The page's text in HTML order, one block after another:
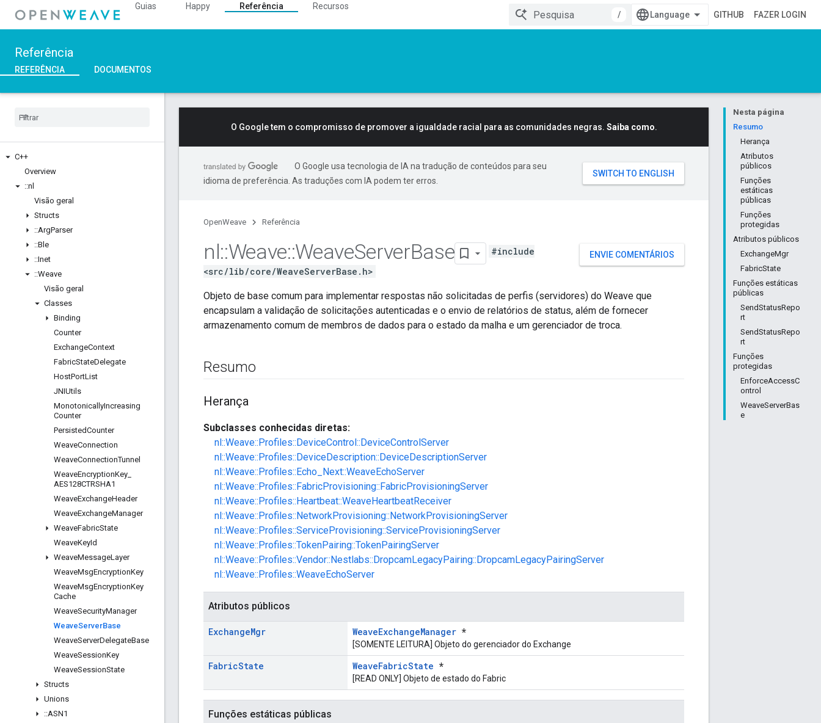
Guias Happy Referência
Recursos
/
GITHUB FAZER LOGIN
Referência
REFERÊNCIA DOCUMENTOS
C++
Overview
::nl
Visão geral
Structs
::ArgParser
::Ble
::Inet
::Weave
Visão geral
Classes
Binding
Counter
ExchangeContext
FabricStateDelegate
HostPortList
JNIUtils
MonotonicallyIncreasing
Counter
PersistedCounter
WeaveConnection
WeaveConnectionTunnel
WeaveEncryptionKey
AES128CTRSHA1
WeaveExchangeHeader
WeaveExchangeManager
WeaveFabricState
WeaveKeyId
WeaveMessageLayer
WeaveMsgEncryptionKey
WeaveMsgEncryptionKey
Cache
WeaveSecurityManager
WeaveServerBase
WeaveServerDelegateBase
WeaveSessionKey
WeaveSessionState
Structs
Unions
::ASN1
Nesta página
Resumo
Herança
Atributos
públicos
Funções
estáticas
públicas
Funções
protegidas
Atributos públicos
ExchangeMgr
FabricState
Funções estáticas
públicas
SendStatusRepo
rt
SendStatusRepo
rt
Funções
protegidas
EnforceAccessC
ontrol
WeaveServerBas
e
O Google tem o compromisso de promover a igualdade racial para as comunidades negras. Saiba como.
O Google usa tecnologia de IA na tradução de conteúdos para seu
idioma de preferência. As traduções com IA podem ter erros.
OpenWeave Referência
ENVIE COMENTÁRIOS
nl::Weave::WeaveServerBase
#include
<src/lib/core/WeaveServerBase.h>
Objeto de base comum para implementar respostas não solicitadas de perfis (servidores) do Weave que
encapsulam a validação de solicitações autenticadas e o envio de relatórios de status, além de fornecer
armazenamento comum de membros de dados para o estado da malha e um gerenciador de troca.
Resumo
Herança
Subclasses conhecidas diretas:
nl::Weave::Profiles::DeviceControl::DeviceControlServer
nl::Weave::Profiles::DeviceDescription::DeviceDescriptionServer
nl::Weave::Profiles::Echo_Next::WeaveEchoServer
nl::Weave::Profiles::FabricProvisioning::FabricProvisioningServer
nl::Weave::Profiles::Heartbeat::WeaveHeartbeatReceiver
nl::Weave::Profiles::NetworkProvisioning::NetworkProvisioningServer
nl::Weave::Profiles::ServiceProvisioning::ServiceProvisioningServer
nl::Weave::Profiles::TokenPairing::TokenPairingServer
nl::Weave::Profiles::Vendor::Nestlabs::DropcamLegacyPairing::DropcamLegacyPairingServer
nl::Weave::Profiles::WeaveEchoServer
Atributos públicos
ExchangeMgr WeaveExchangeManager *
[SOMENTE LEITURA] Objeto do gerenciador do Exchange
FabricState WeaveFabricState *
[READ ONLY] Objeto de estado do Fabric
Funções estáticas públicas